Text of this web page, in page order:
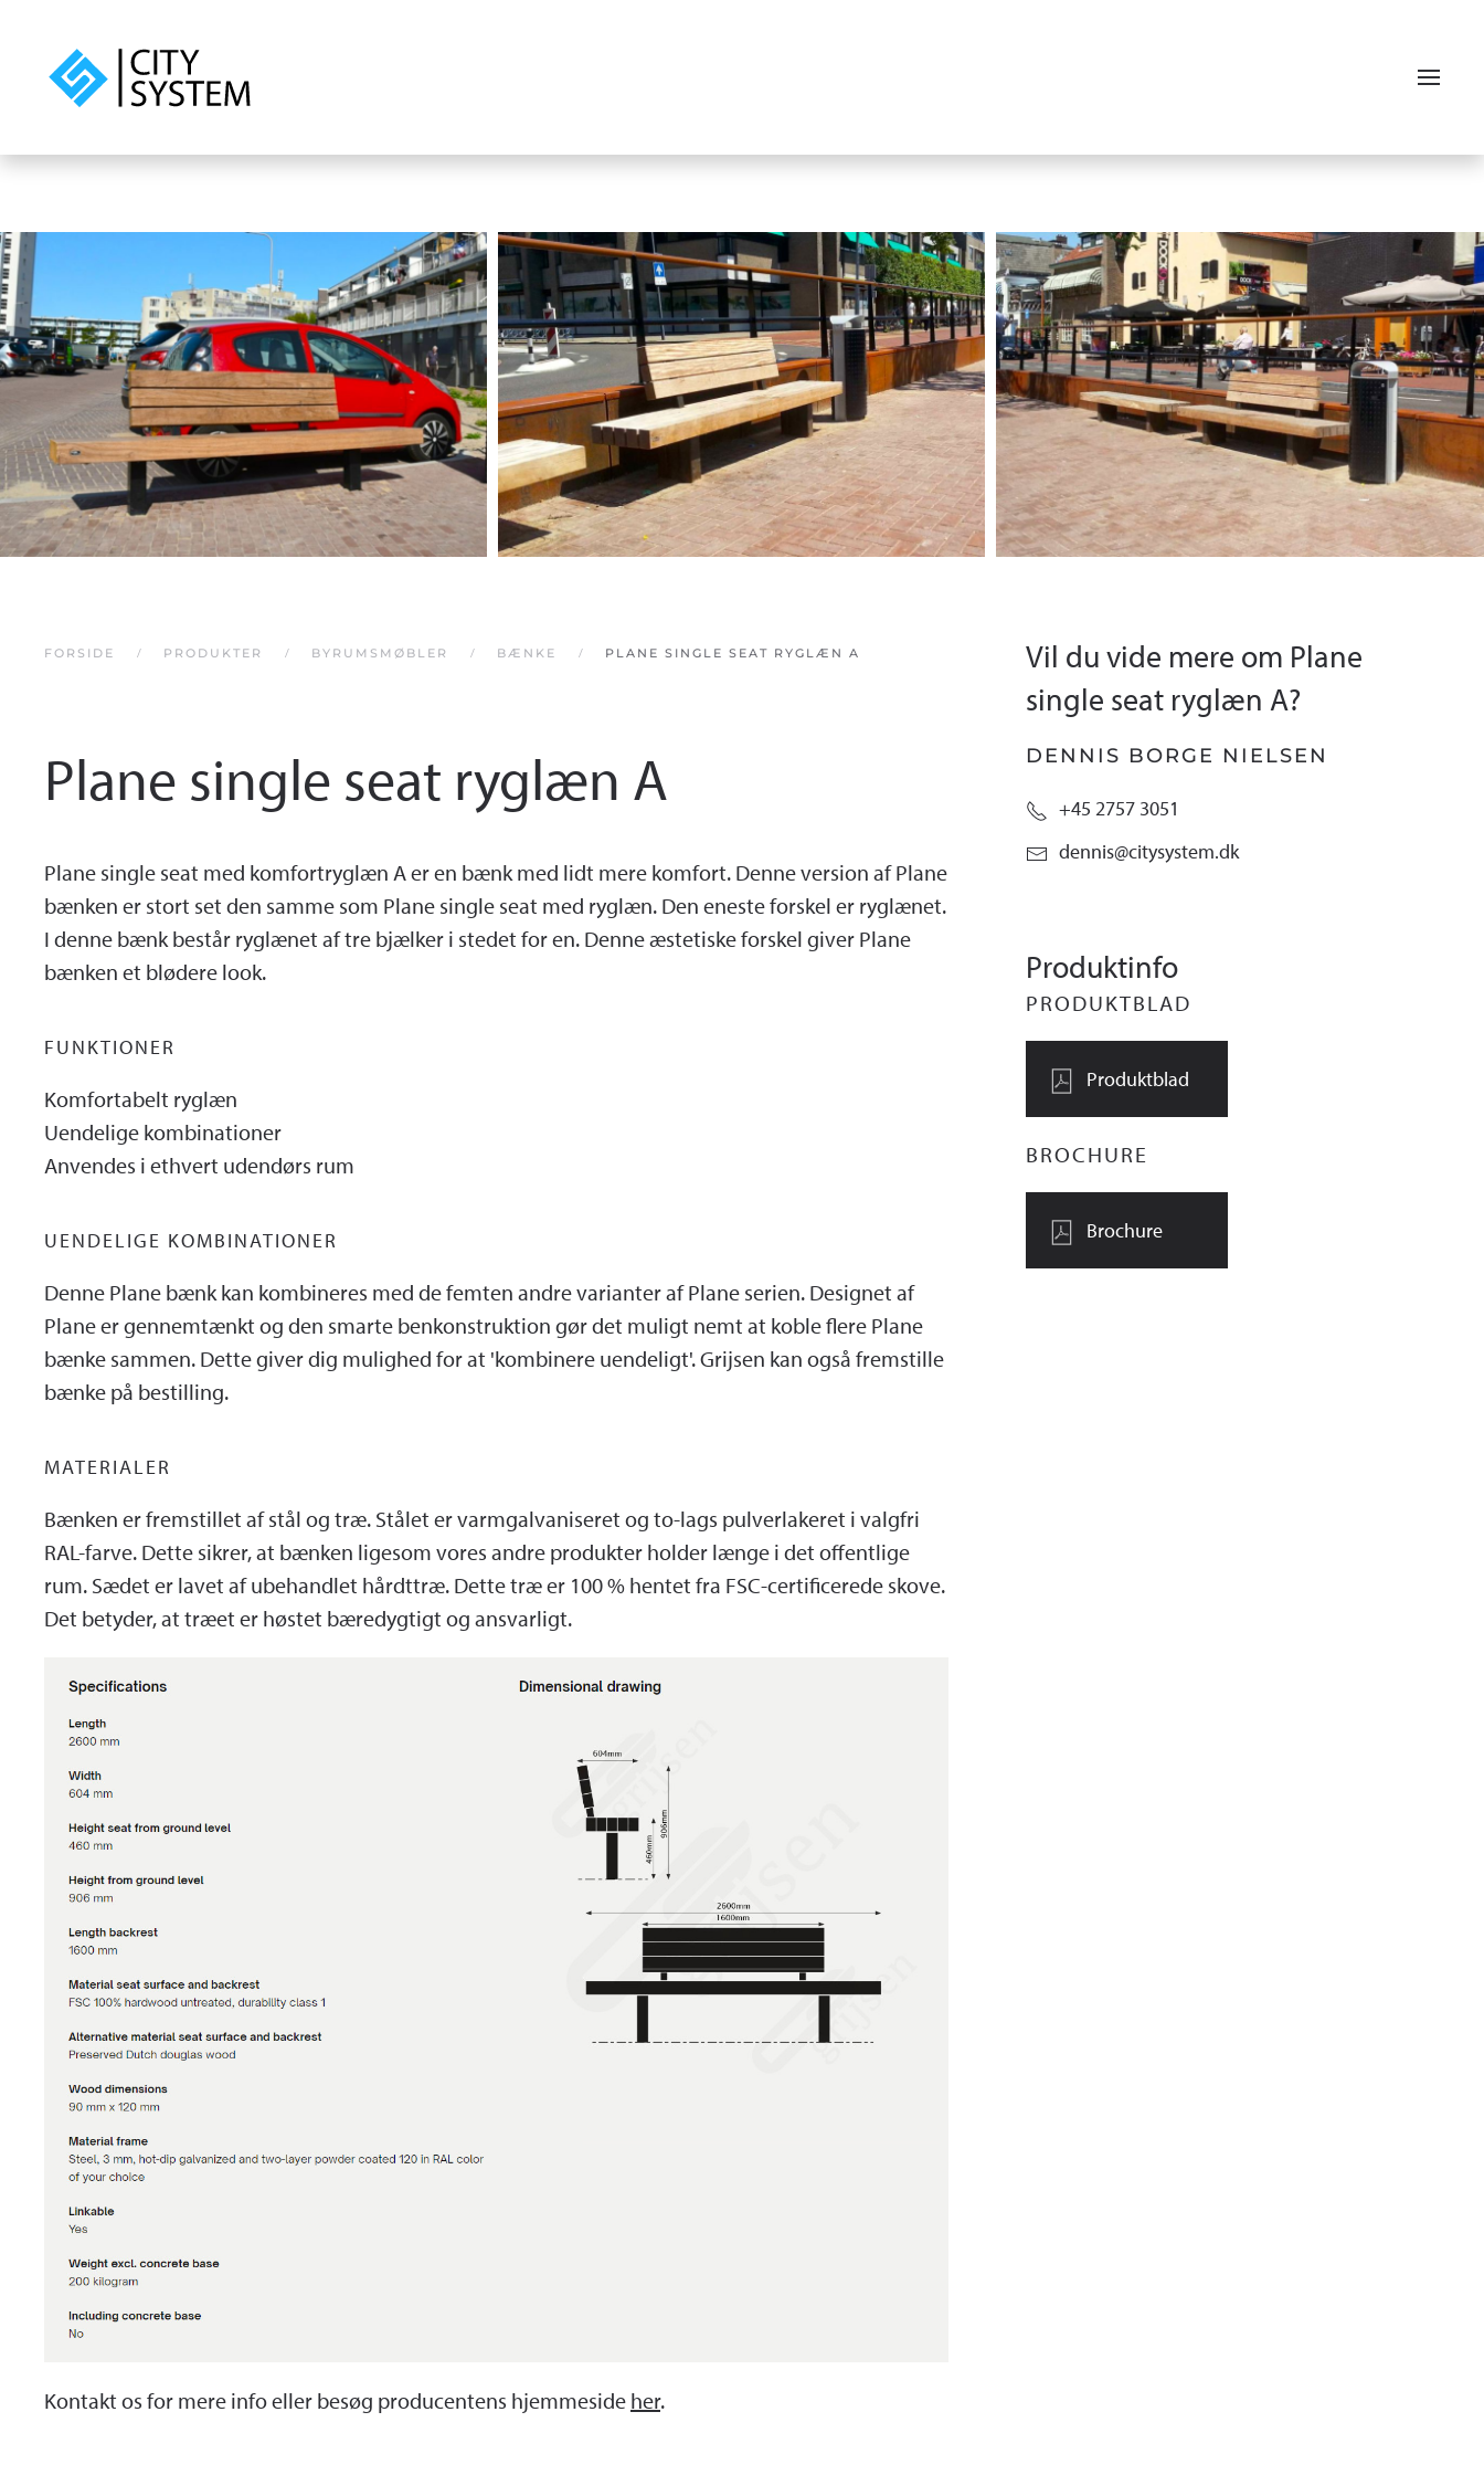
Skip to main content
FORSIDE PRODUKTER BYRUMSMØBLER BÆNKE PLANE SINGLE SEAT RYGLÆN A
Plane single seat ryglæn A
Plane single seat med komfortryglæn A er en bænk med lidt mere komfort. Denne version af Plane
bænken er stort set den samme som Plane single seat med ryglæn. Den eneste forskel er ryglænet.
I denne bænk består ryglænet af tre bjælker i stedet for en. Denne æstetiske forskel giver Plane
bænken et blødere look.
FUNKTIONER
Komfortabelt ryglæn
Uendelige kombinationer
Anvendes i ethvert udendørs rum
UENDELIGE KOMBINATIONER
Denne Plane bænk kan kombineres med de femten andre varianter af Plane serien. Designet af
Plane er gennemtænkt og den smarte benkonstruktion gør det muligt nemt at koble flere Plane
bænke sammen. Dette giver dig mulighed for at 'kombinere uendeligt'. Grijsen kan også fremstille
bænke på bestilling.
MATERIALER
Bænken er fremstillet af stål og træ. Stålet er varmgalvaniseret og to-lags pulverlakeret i valgfri
RAL-farve. Dette sikrer, at bænken ligesom vores andre produkter holder længe i det offentlige
rum. Sædet er lavet af ubehandlet hårdttræ. Dette træ er 100 % hentet fra FSC-certificerede skove.
Det betyder, at træet er høstet bæredygtigt og ansvarligt.
Kontakt os for mere info eller besøg producentens hjemmeside her.
Vil du vide mere om Plane
single seat ryglæn A?
DENNIS BORGE NIELSEN
+45 2757 3051
dennis@citysystem.dk
Produktinfo
PRODUKTBLAD
Produktblad
BROCHURE
Brochure